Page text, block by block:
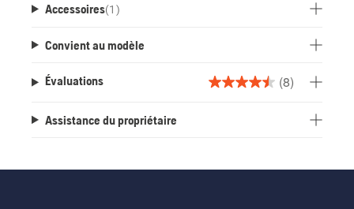
Accessoires(1 )
Convient au modèle
Évaluations (8)
4.5
8
Assistance du propriétaire